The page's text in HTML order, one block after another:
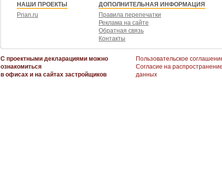
НАШИ ПРОЕКТЫ
Prian.ru
ДОПОЛНИТЕЛЬНАЯ ИНФОРМАЦИЯ
Правила перепечатки
Реклама на сайте
Обратная связь
Контакты
С проектными декларациями можно
ознакомиться
в офисах и на сайтах застройщиков
Пользовательское
Согласие на
данных